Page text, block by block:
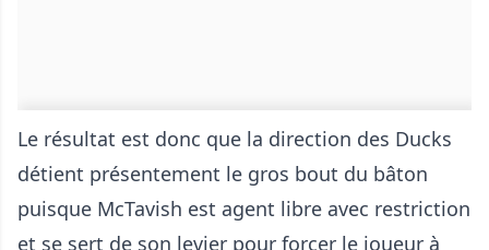
Le résultat est donc que la direction des Ducks
détient présentement le gros bout du bâton
puisque McTavish est agent libre avec restriction
et se sert de son levier pour forcer le joueur à